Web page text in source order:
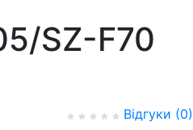
SZ-F70
Відгуки (0)